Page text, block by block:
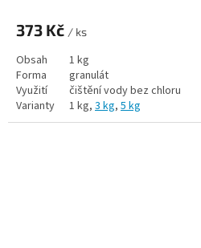
373 Kč / ks
Obsah
1 kg
Forma
granulát
Využití
čištění vody bez chloru
Varianty
1 kg, 3 kg, 5 kg